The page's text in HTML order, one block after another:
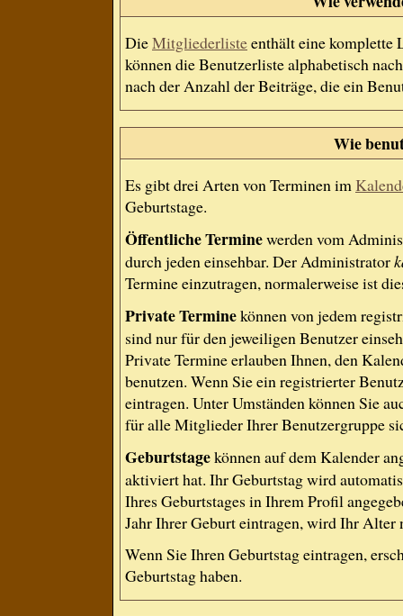
DieMitgliederlisteenthält eine komplette
können die Benutzerliste alphabetisch
nach der Anzahl der Beiträge, die ein
Wie
Es gibt drei Arten von Terminen im
Geburtstage.
Öffentliche Terminewerden vom
durch jeden einsehbar. Der Administrator
Termine einzutragen, normalerweise ist
Private Terminekönnen von jedem
sind nur für den jeweiligen Benutzer
Private Termine erlauben Ihnen, den
benutzen. Wenn Sie ein registrierter
eintragen. Unter Umständen können Sie
für alle Mitglieder Ihrer Benutzergruppe
Geburtstagekönnen auf dem Kalender
aktiviert hat. Ihr Geburtstag wird
Ihres Geburtstages in Ihrem Profil
Jahr Ihrer Geburt eintragen, wird Ihr Alter
Wenn Sie Ihren Geburtstag eintragen,
Geburtstag haben.